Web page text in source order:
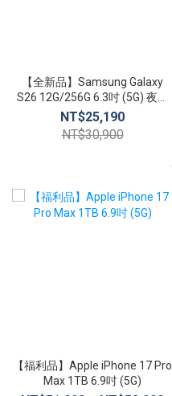
【全新品】Samsung Galaxy
S26 12G/256G 6.3吋 (5G) 夜幕
明亮攝影 水平鎖定
NT$25,190
NT$30,900
【福利品】Apple iPhone 17 Pro
Max 1TB 6.9吋 (5G)